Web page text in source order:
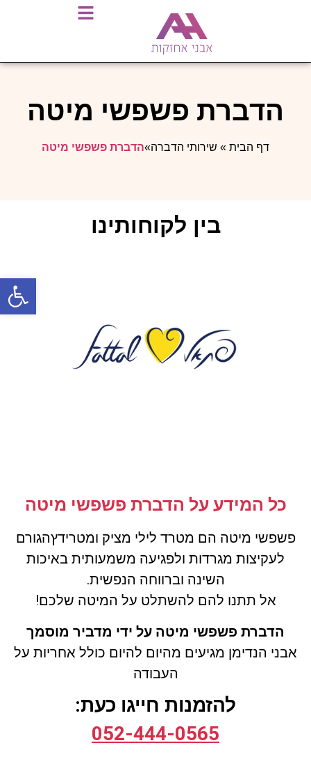
הדברת פשפשי מיטה
דף הבית » שירותי הדברה»הדברת פשפשי מיטה
בין לקוחותינו
כל המידע על הדברת פשפשי מיטה
פשפשי מיטה הם מטרד לילי מציק ומטרידץהגורם
לעקיצות מגרדות ולפגיעה משמעותית באיכות
השינה וברווחה הנפשית.
אל תתנו להם להשתלט על המיטה שלכם!
הדברת פשפשי מיטה על ידי מדביר מוסמך
אבני הנדימן מגיעים מהיום להיום כולל אחריות על
העבודה
להזמנות חייגו כעת:
052-444-0565
פתח